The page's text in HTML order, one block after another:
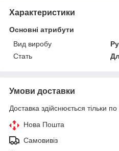
Характеристики
Основні атрибути
Вид виробу
Стать
Умови доставки
Доставка здійснюється тільки
Нова Пошта
Самовивіз